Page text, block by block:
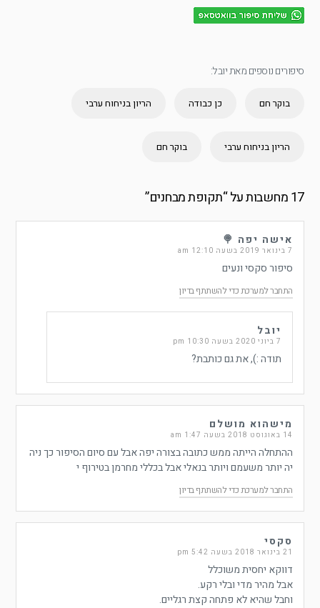
סיפורים נוספים מאת יובל:
בוקר חם כן כבודה הריון בניחוח ערבי
הריון בניחוח ערבי בוקר חם
17 מחשבות על “ תקופת מבחנים”
אישה יפה 🍭
7 בינואר 2019 בשעה 12:10 am
סיפור סקסי ונעים
התחבר למערכת כדי להשתתף בדיון
יובל
7 ביוני 2020 בשעה 10:30 pm
תודה :), את גם כותבת?
מישהוא מושלם
14 באוגוסט 2018 בשעה 1:47 am
ההתחלה הייתה ממש כתובה בצורה יפה אבל עם סיום הסיפור כך ניה
יה יותר משעמם ויותר בנאלי אבל בכללי מחרמן בטירוף י
התחבר למערכת כדי להשתתף בדיון
סקסי
21 בינואר 2018 בשעה 5:42 pm
דווקא יחסית משוכלל
אבל מהיר מדי ובלי רקע.
וחבל שהיא לא פתחה קצת רגליים.